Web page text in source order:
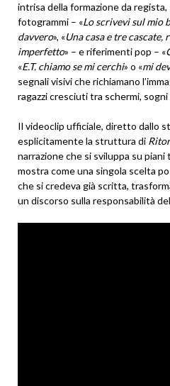
intrisa della formazione da
fotogrammi – «Lo scrivevi sul mio
davvero», «Una casa e tre
imperfetto» – e riferimenti pop – «
«E.T. chiamo se mi cerchi» o «mi
segnali visivi che richiamano
ragazzi cresciuti tra schermi,
Il videoclip ufficiale, diretto dallo
esplicitamente la struttura di
narrazione che si sviluppa su piani
mostra come una singola scelta
che si credeva già scritta,
un discorso sulla responsabilità